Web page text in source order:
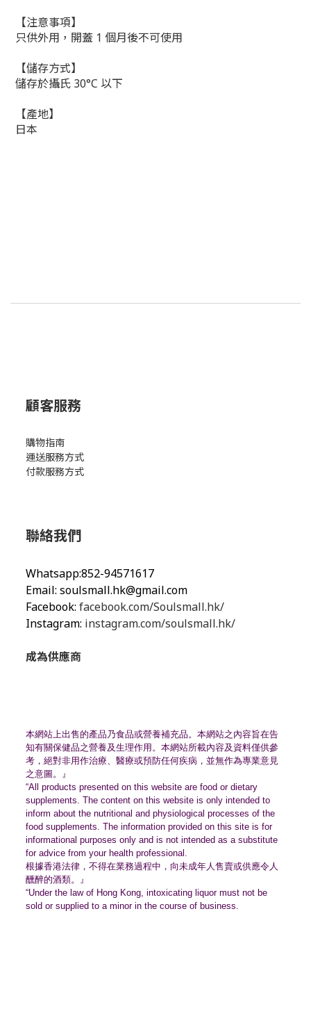
【注意事項】
只供外用，開蓋 1 個月後不可使用
【儲存方式】
儲存於攝氏 30°C 以下
【產地】
日本
顧客服務
購物指南
運送服務方式
付款服務方式
聯絡我們
Whatsapp:852-94571617
Email: soulsmall.hk@gmail.com
Facebook: facebook.com/Soulsmall.hk/
Instagram: instagram.com/soulsmall.hk/
成為供應商
本網站上出售的產品乃食品或營養補充品。 本網站之內容旨在告
知有關保健品之營養及生理作用。 本網站所載內容及資料僅供參
考，絕對非用作治療、 醫療或預防任何疾病，並無作為專業意見
之意圖。』
“All products presented on this website are food or dietary
supplements. The content on this website is only intended to
inform about the nutritional and physiological processes of the
food supplements. The information provided on this site is for
informational purposes only and is not intended as a substitute
for advice from your health professional.
根據香港法律，不得在業務過程中， 向未成年人售賣或供應令人
醺醉的酒類。』
“Under the law of Hong Kong, intoxicating liquor must not be
sold or supplied to a minor in the course of business.